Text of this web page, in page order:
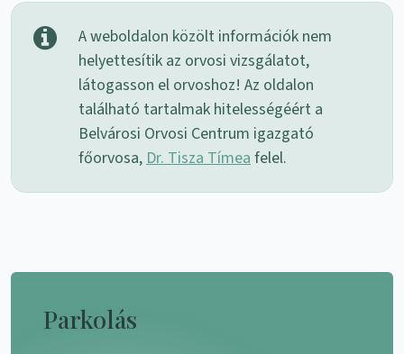
A weboldalon közölt információk nem
helyettesítik az orvosi vizsgálatot,
látogasson el orvoshoz! Az oldalon
található tartalmak hitelességéért a
Belvárosi Orvosi Centrum igazgató
főorvosa,Dr. Tisza Tímeafelel.
Parkolás